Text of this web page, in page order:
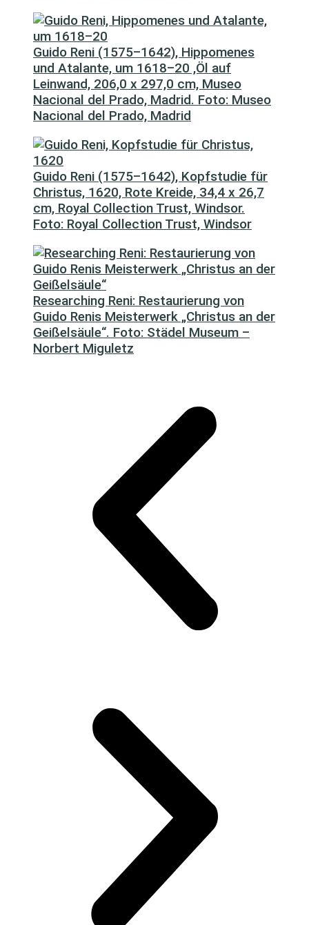
Guido Reni (1575–1642), Hippomenes
und Atalante, um 1618–20 ,Öl auf
Leinwand, 206,0 x 297,0 cm, Museo
Nacional del Prado, Madrid. Foto: Museo
Nacional del Prado, Madrid
Guido Reni (1575–1642), Kopfstudie für
Christus, 1620, Rote Kreide, 34,4 x 26,7
cm, Royal Collection Trust, Windsor.
Foto: Royal Collection Trust, Windsor
Researching Reni: Restaurierung von
Guido Renis Meisterwerk „Christus an der
Geißelsäule“. Foto: Städel Museum –
Norbert Miguletz